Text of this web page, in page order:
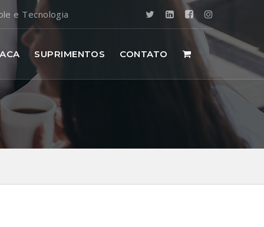
e Tecnologia
SUPRIMENTOS CONTATO